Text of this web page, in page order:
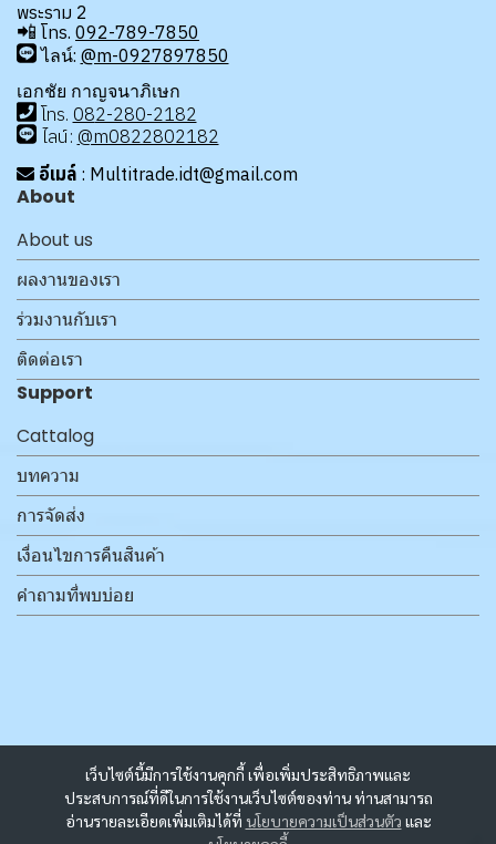
เว็บไซต์นี้มีการใช้งานคุกกี้ เพื่อเพิ่มประสิทธิภาพและ
ประสบการณ์ที่ดีในการใช้งานเว็บไซต์ของท่าน ท่านสามารถ
อ่านรายละเอียดเพิ่มเติมได้ที่ นโยบายความเป็นส่วนตัว และ
พระราม 2
📲 โทร. 092-789-7850
ไลน์: @m-0927897850
เอกชัย กาญจนาภิเษก
โทร. 082-280-2182
ไลน์: @m0822802182
อีเมล์ : Multitrade.idt@gmail.com
About
About us
ผลงานของเรา
ร่วมงานกับเรา
ติดต่อเรา
Support
Cattalog
บทความ
การจัดส่ง
เงื่อนไขการคืนสินค้า
คำถามที่พบบ่อย